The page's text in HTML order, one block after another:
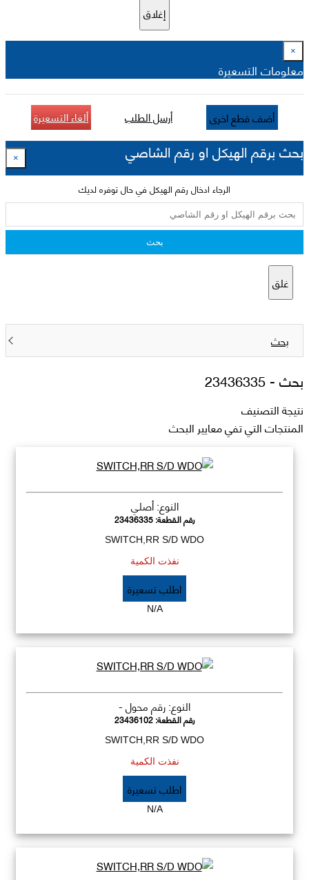
إغلاق
×
معلومات التسعيرة
أضف قطع اخرى أرسل الطلب ألغاء التسعيرة
بحث برقم الهيكل او رقم الشاصي ×
الرجاء ادخال رقم الهيكل في حال توفره لديك
بحث
غلق
بحث
بحث -23436335
نتيجة التصنيف
المنتجات التي تفي معايير البحث
النوع: أصلي
رقم القطعة:23436335
SWITCH,RR S/D WDO
نفذت الكمية
اطلب تسعيرة
N/A
النوع: رقم محول -
رقم القطعة:23436102
SWITCH,RR S/D WDO
نفذت الكمية
اطلب تسعيرة
N/A